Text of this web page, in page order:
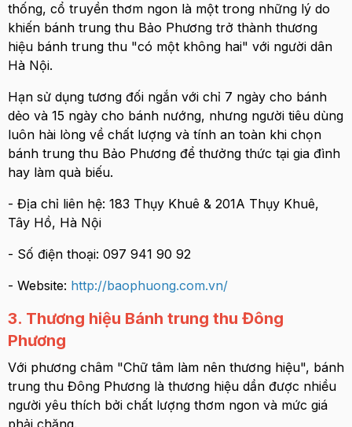
thống, cổ truyền thơm ngon là một trong những lý do
khiến bánh trung thu Bảo Phương trở thành thương
hiệu bánh trung thu "có một không hai" với người dân
Hà Nội.
Hạn sử dụng tương đối ngắn với chỉ 7 ngày cho bánh
dẻo và 15 ngày cho bánh nướng, nhưng người tiêu dùng
luôn hài lòng về chất lượng và tính an toàn khi chọn
bánh trung thu Bảo Phương để thưởng thức tại gia đình
hay làm quà biếu.
- Địa chỉ liên hệ: 183 Thụy Khuê & 201A Thụy Khuê,
Tây Hồ, Hà Nội
- Số điện thoại: 097 941 90 92
- Website: http://baophuong.com.vn/
3. Thương hiệu Bánh trung thu Đông
Phương
Với phương châm "Chữ tâm làm nên thương hiệu", bánh
trung thu Đông Phương là thương hiệu dần được nhiều
người yêu thích bởi chất lượng thơm ngon và mức giá